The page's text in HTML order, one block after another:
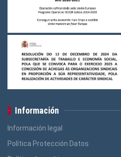
Información
Información legal
Política Protección Datos